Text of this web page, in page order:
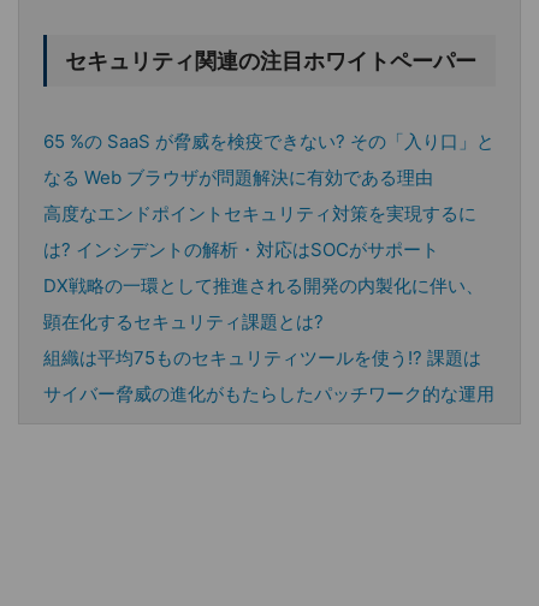
セキュリティ関連の注目ホワイトペーパー
65 %の SaaS が脅威を検疫できない? その「入り口」と
なる Web ブラウザが問題解決に有効である理由
高度なエンドポイントセキュリティ対策を実現するに
は? インシデントの解析・対応はSOCがサポート
DX戦略の一環として推進される開発の内製化に伴い、
顕在化するセキュリティ課題とは?
組織は平均75ものセキュリティツールを使う!? 課題は
サイバー脅威の進化がもたらしたパッチワーク的な運用